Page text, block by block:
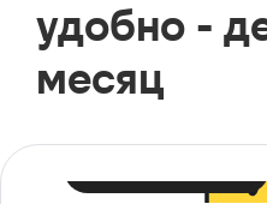
удобно -
месяц